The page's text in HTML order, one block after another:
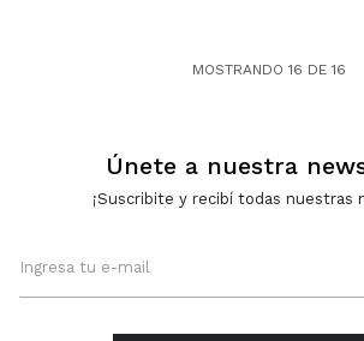
MOSTRANDO 16 DE 16
Únete a nuestra
¡Suscribite y recibí todas nuestras